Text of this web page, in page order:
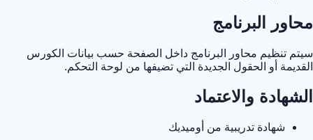
محاور البرنامج
سيتم تنظيم محاور البرنامج داخل الصفحة حسب بيانات الكورس
القديمة أو الحقول الجديدة التي تضيفها من لوحة التحكم.
الشهادة والاعتماد
شهادة تدريبية من أوميديك